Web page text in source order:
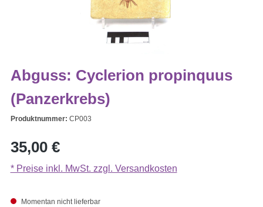
Abguss: Cyclerion propinquus
(Panzerkrebs)
Produktnummer: CP003
Regulärer Preis:
35,00 €
* Preise inkl. MwSt. zzgl. Versandkosten
Momentan nicht lieferbar